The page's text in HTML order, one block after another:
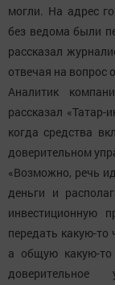
могли. На адрес
без ведома были
рассказал
отвечая на вопрос
Аналитик
рассказал
когда средства
доверительном
«Возможно, речь
деньги и
инвестиционную
передать какую-то
а общую какую-